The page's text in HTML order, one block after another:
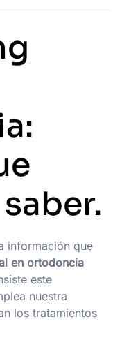
información que
en ortodoncia
este
nuestra
los tratamientos